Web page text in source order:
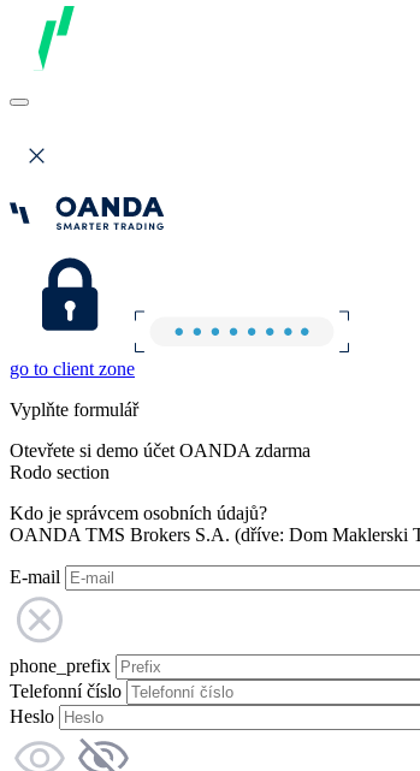
go to client zone
Vyplňte formulář
Otevřete si demo účet OANDA zdarma
Rodo section
Kdo je správcem osobních údajů?
OANDA TMS Brokers S.A. (dříve: Dom Maklerski
E-mail
phone_prefix
Telefonní číslo
Heslo